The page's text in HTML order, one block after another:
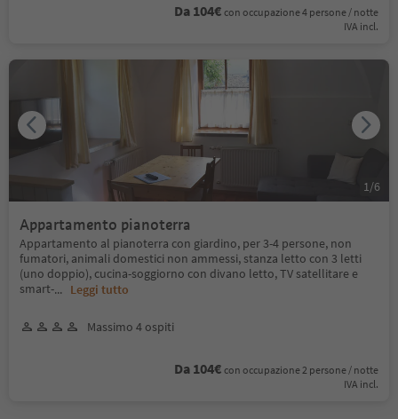
Da 104€ con occupazione 4 persone / notte
IVA incl.
Appartamento pianoterra
Appartamento al pianoterra con giardino, per 3-4 persone, non
fumatori, animali domestici non ammessi, stanza letto con 3 letti
(uno doppio), cucina-soggiorno con divano letto, TV satellitare e
smart-... Leggi tutto
Massimo 4 ospiti
Da 104€ con occupazione 2 persone / notte
IVA incl.
1 /6